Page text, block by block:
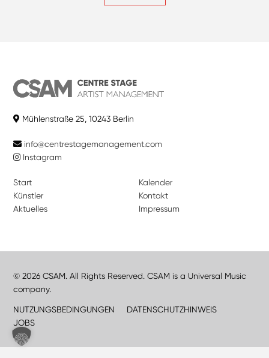
Mühlenstraße 25, 10243 Berlin
info@centrestagemanagement.com
Instagram
Start
Künstler
Aktuelles
Kalender
Kontakt
Impressum
© 2026 CSAM. All Rights Reserved. CSAM is a Universal Music
company.
NUTZUNGSBEDINGUNGEN
DATENSCHUTZHINWEIS
JOBS